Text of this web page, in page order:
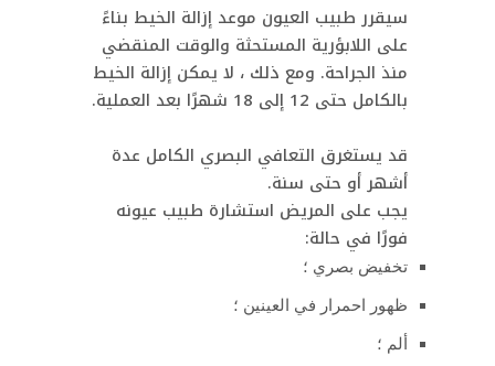
سيقرر طبيب العيون موعد إزالة الخيط بناءً
على اللابؤرية المستحثة والوقت المنقضي
منذ الجراحة. ومع ذلك ، لا يمكن إزالة الخيط
بالكامل حتى 12 إلى 18 شهرًا بعد العملية.
قد يستغرق التعافي البصري الكامل عدة
أشهر أو حتى سنة.
يجب على المريض استشارة طبيب عيونه
فورًا في حالة:
تخفيض بصري ؛
ظهور احمرار في العينين ؛
ألم ؛